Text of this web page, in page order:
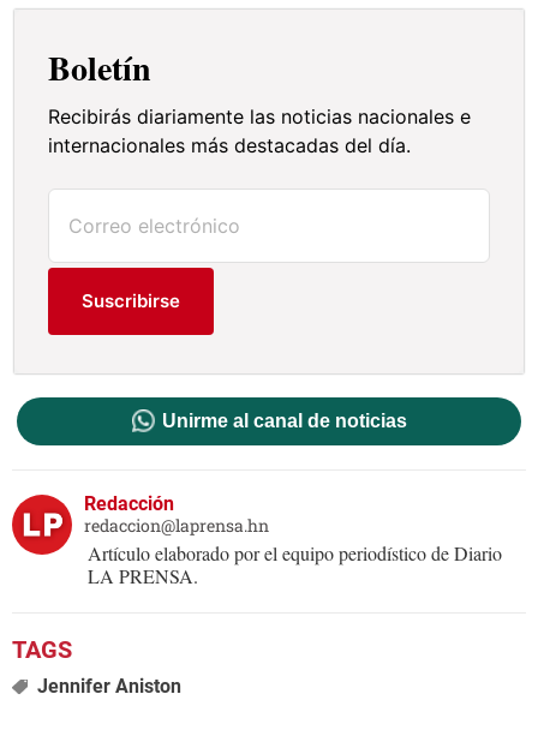
Boletín
Recibirás diariamente las noticias nacionales e
internacionales más destacadas del día.
Suscribirse
Unirme al canal de noticias
Redacción
redaccion@laprensa.hn
Artículo elaborado por el equipo periodístico de Diario
LA PRENSA.
Jennifer Aniston